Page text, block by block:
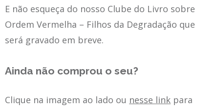
E não esqueça do nosso Clube do Livro sobre
Ordem Vermelha – Filhos da Degradação que
será gravado em breve.
Ainda não comprou o seu?
Clique na imagem ao lado ou nesse link para